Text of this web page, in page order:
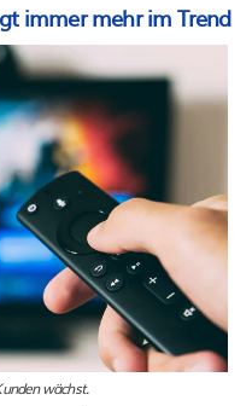
immer mehr im Trend
wächst.